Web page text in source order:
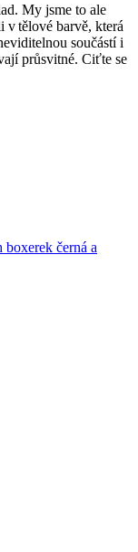
My jsme to ale
v tělové barvě, která
součástí i
průsvitné. Ciťte se